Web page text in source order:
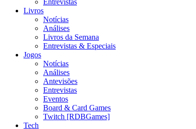
Livros
Notícias
Análises
Livros da Semana
Entrevistas & Especiais
Jogos
Notícias
Análises
Antevisões
Entrevistas
Eventos
Board & Card Games
Twitch [RDBGames]
Tech